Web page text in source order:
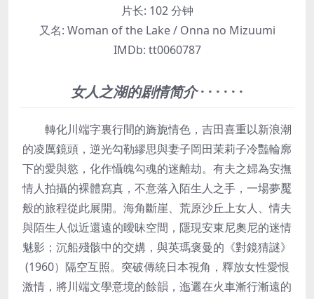
片长: 102 分钟
又名: Woman of the Lake / Onna no Mizuumi
IMDb: tt0060787
女人之湖的剧情简介· · · · · ·
轉化川端字裏行間的旖旎情色，吉田喜重以新浪潮
的凌厲鏡頭，逆光勾勒繆思與妻子岡田茉莉子冷豔輪廓
下的愛與慾，化作懾魄勾魂的迷離劫。有夫之婦為安撫
情人拍攝的裸體寫真，不意落入陌生人之手，一場夢魘
般的旅程從此展開。海角斷崖、荒原沙丘上女人、情夫
與陌生人似近還遠的曖昧空間，隱現安東尼奧尼的迷情
魅影；沉船殘骸中的交媾，與英瑪褒曼的《對鏡猜謎》
(1960）隔空互照。突破傳統日本視角，釋放女性愛恨
激情，將川端文學意境的餘韻，迤邐在火車漸行漸遠的